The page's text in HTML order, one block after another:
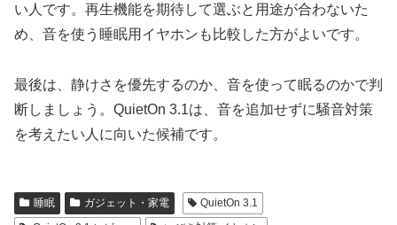
い人です。再生機能を期待して選ぶと用途が合わないた
め、音を使う睡眠用イヤホンも比較した方がよいです。
最後は、静けさを優先するのか、音を使って眠るのかで判
断しましょう。QuietOn 3.1は、音を追加せずに騒音対策
を考えたい人に向いた候補です。
睡眠 ガジェット・家電
QuietOn 3.1